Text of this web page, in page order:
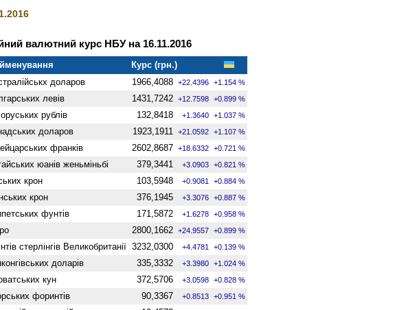
валютний курс НБУ на 16.11.2016
Курс (грн.)
доларов 1966,4088 +22.4396 +1.154 %
левів 1431,7242 +12.7598 +0.899 %
рублів 132,8418 +1.3640 +1.037 %
доларов 1923,1911 +21.0592 +1.107 %
франків 2602,8687 +18.6332 +0.721 %
юанів женьмiньбi 379,3441 +3.0903 +0.821 %
крон 103,5948 +0.9081 +0.884 %
крон 376,1945 +3.3076 +0.887 %
фунтів 171,5872 +1.6278 +0.958 %
2800,1662 +24.9557 +0.899 %
стерлінгів Велико­британії 3232,0300 +4.4781 +0.139 %
доларів 335,3332 +3.3980 +1.024 %
кун 372,5706 +3.0598 +0.828 %
форинтів 90,3367 +0.8513 +0.951 %